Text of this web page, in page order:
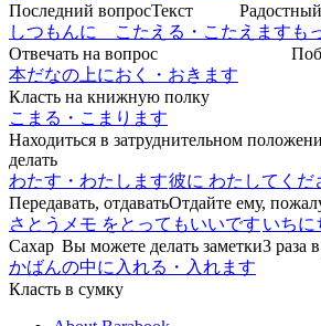
Последний вопросТекст
しつもんに こたえる・こたえます
Отвечать на вопрос
も
本だなの上におく・おきます
Класть на книжную полку
こまる・こまります
Находиться в затруднительном
делать
わたす・わたします
Передавать, отдавать
彼に わたしてくだ
Отдайте ему,
さとう
Сахар
メモ をとってもいいです
Вы можете делать заметки
いちに
3 раза
かばんの中に入れる・入れます
Класть в сумку